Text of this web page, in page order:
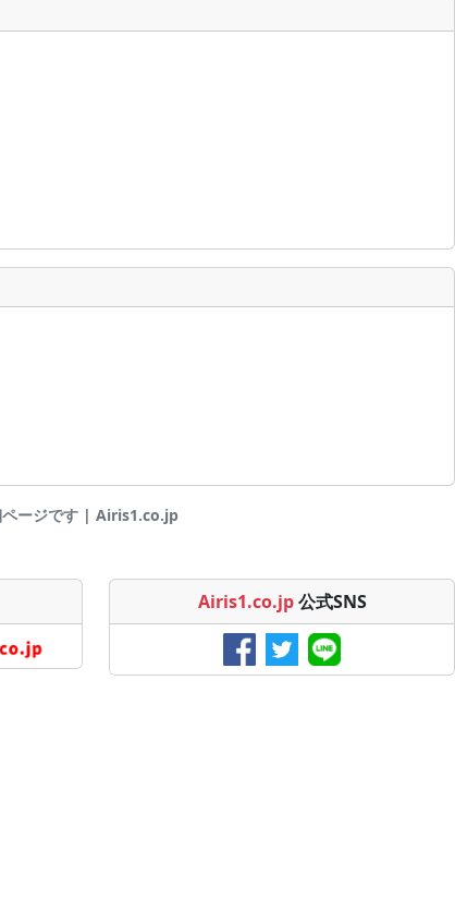
ページです | Airis1.co.jp
Airis1.co.jp 公式SNS